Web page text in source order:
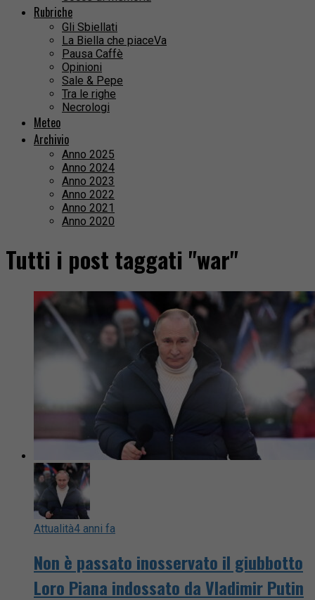
Rubriche
Gli Sbiellati
La Biella che piaceVa
Pausa Caffè
Opinioni
Sale & Pepe
Tra le righe
Necrologi
Meteo
Archivio
Anno 2025
Anno 2024
Anno 2023
Anno 2022
Anno 2021
Anno 2020
Tutti i post taggati "war"
Attualità4 anni fa
Non è passato inosservato il giubbotto
Loro Piana indossato da Vladimir Putin